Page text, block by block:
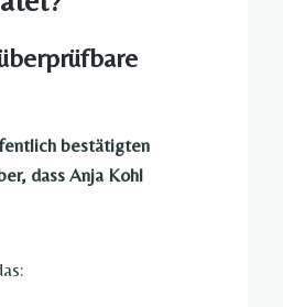
bestätigten
dass Anja Kohl